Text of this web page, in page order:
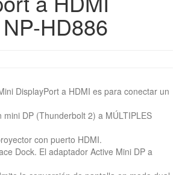
HD886
DisplayPort a HDMI es para conectar un
DP (Thunderbolt 2) a MÚLTIPLES
con puerto HDMI.
Dock. El adaptador Active Mini DP a